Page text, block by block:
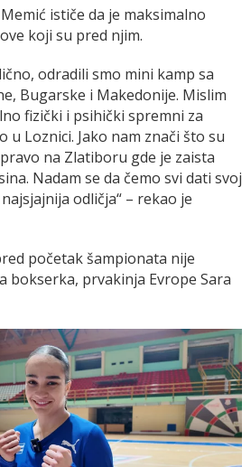
ističe da je maksimalno
koji su pred njim.
odradili smo mini kamp sa
Bugarske i Makedonije. Mislim
fizički i psihički spremni za
u Loznici. Jako nam znači što su
na Zlatiboru gde je zaista
Nadam se da čemo svi dati svoj
odličja“ – rekao je
početak šampionata nije
bokserka, prvakinja Evrope Sara